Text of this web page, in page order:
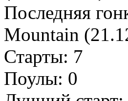
Последняя
Mountain
Старты: 7
Поулы: 0